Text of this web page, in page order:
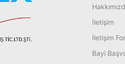
İletişim
İletişim
Bayi